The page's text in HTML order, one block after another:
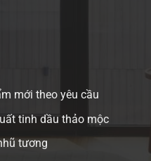
mới theo yêu cầu
tinh dầu thảo mộc
tương